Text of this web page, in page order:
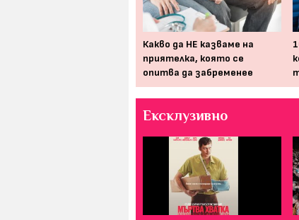
Какво да НЕ казваме на
приятелка, която се
опитва да забременее
Ексклузивно